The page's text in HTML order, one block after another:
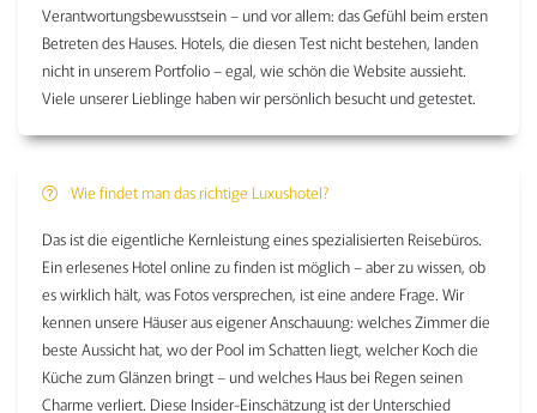
Verantwortungsbewusstsein – und vor allem: das Gefühl beim ersten
Betreten des Hauses. Hotels, die diesen Test nicht bestehen, landen
nicht in unserem Portfolio – egal, wie schön die Website aussieht.
Viele unserer Lieblinge haben wir persönlich besucht und getestet.
Wie findet man das richtige Luxushotel?
Das ist die eigentliche Kernleistung eines spezialisierten Reisebüros.
Ein erlesenes Hotel online zu finden ist möglich – aber zu wissen, ob
es wirklich hält, was Fotos versprechen, ist eine andere Frage. Wir
kennen unsere Häuser aus eigener Anschauung: welches Zimmer die
beste Aussicht hat, wo der Pool im Schatten liegt, welcher Koch die
Küche zum Glänzen bringt – und welches Haus bei Regen seinen
Charme verliert. Diese Insider-Einschätzung ist der Unterschied